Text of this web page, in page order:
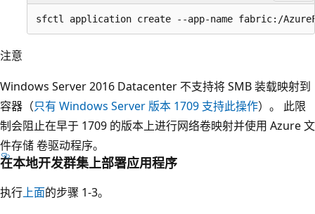
注意
Windows Server 2016 Datacenter 不支持将 SMB 装载映射到
容器（只有 Windows Server 版本 1709 支持此操作）。 此限
制会阻止在早于 1709 的版本上进行网络卷映射并使用 Azure 文
件存储 卷驱动程序。
在本地开发群集上部署应用程序
执行上面的步骤 1-3。